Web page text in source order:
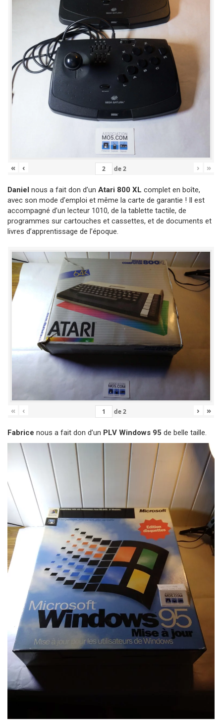
« ‹ de2 › »
Daniel nous a fait don d’un Atari 800 XL complet en boîte,
avec son mode d’emploi et même la carte de garantie ! Il est
accompagné d’un lecteur 1010, de la tablette tactile, de
programmes sur cartouches et cassettes, et de documents et
livres d’apprentissage de l’époque.
« ‹ de2 › »
Fabrice nous a fait don d’un PLV Windows 95 de belle taille.